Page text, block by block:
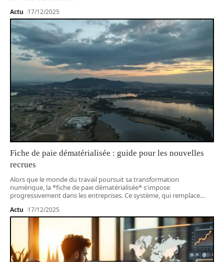
Actu 17/12/2025
Fiche de paie dématérialisée : guide pour les nouvelles
recrues
Alors que le monde du travail poursuit sa transformation
numérique, la *fiche de paie dématérialisée* s'impose
progressivement dans les entreprises. Ce système, qui remplace…
Actu 17/12/2025